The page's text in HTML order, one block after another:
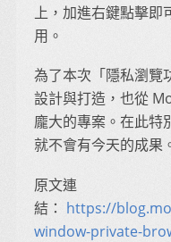
上，加進右鍵點擊即
用。
為了本次「隱私瀏覽
設計與打造，也從
龐大的專案。在此特
就不會有今天的成果
原文連
結： https://
window-private-